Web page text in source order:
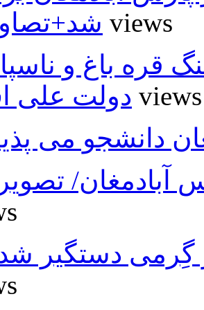
6 views
قره باغ و
دولت علی 5 views
دانشجو می
دستگیر